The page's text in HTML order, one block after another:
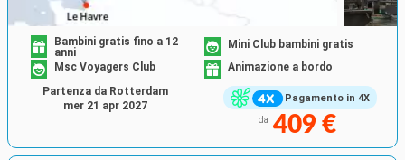
Pagamento in 4X
Bambini gratis fino a 12
anni
Mini Club bambini gratis
Msc Voyagers Club
Animazione a bordo
da 409 €
Partenza da Rotterdam
mer 21 apr 2027